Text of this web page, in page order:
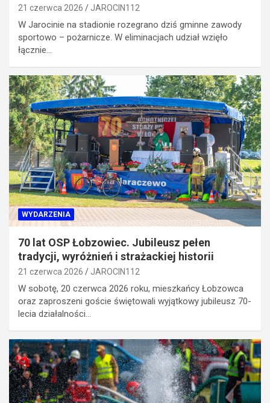
21 czerwca 2026 JAROCIN112
W Jarocinie na stadionie rozegrano dziś gminne zawody
sportowo – pożarnicze. W eliminacjach udział wzięło
łącznie…
WYDARZENIA
70 lat OSP Łobzowiec. Jubileusz pełen
tradycji, wyróżnień i strażackiej historii
21 czerwca 2026 JAROCIN112
W sobotę, 20 czerwca 2026 roku, mieszkańcy Łobzowca
oraz zaproszeni goście świętowali wyjątkowy jubileusz 70-
lecia działalności…